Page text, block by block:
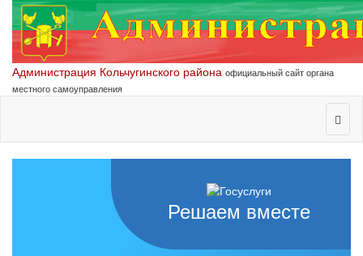
Администрация Кольчугинского района официальный сайт органа
местного самоуправления
Решаем вместе